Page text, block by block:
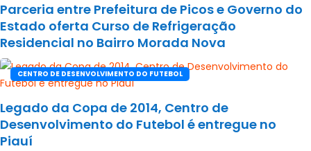
Parceria entre Prefeitura de Picos e Governo do
Estado oferta Curso de Refrigeração
Residencial no Bairro Morada Nova
CENTRO DE DESENVOLVIMENTO DO FUTEBOL
Legado da Copa de 2014, Centro de
Desenvolvimento do Futebol é entregue no
Piauí